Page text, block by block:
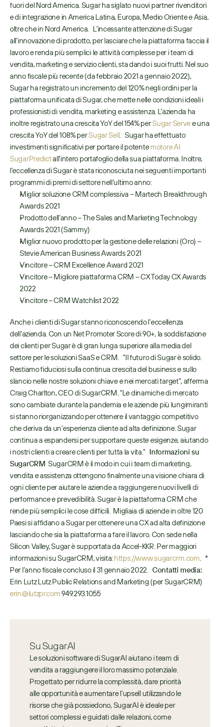
fuori del Nord America. Sugar ha siglato nuovi partner rivenditori
e di integrazione in America Latina, Europa, Medio Oriente e Asia,
oltre che in Nord America.   L’incessante attenzione di Sugar
all’innovazione di prodotto, per lasciare che la piattaforma faccia il
lavoro e renda più semplici le attività complesse per i team di
vendita, marketing e servizio clienti, sta dando i suoi frutti. Nel suo
anno fiscale più recente (da febbraio 2021 a gennaio 2022),
Sugar ha registrato un incremento del 120% negli ordini per la
piattaforma unificata di Sugar, che mette nelle condizioni ideali i
professionisti di vendita, marketing e assistenza. L’azienda ha
inoltre registrato una crescita YoY del 154% per Sugar Serve e una
crescita YoY del 108% per Sugar Sell.   Sugar ha effettuato
investimenti significativi per portare il potente motore AI
SugarPredict all’intero portafoglio della sua piattaforma. Inoltre,
l’eccellenza di Sugar è stata riconosciuta nei seguenti importanti
programmi di premi di settore nell’ultimo anno:
Miglior soluzione CRM complessiva – Martech Breakthrough
Awards 2021
Prodotto dell’anno – The Sales and Marketing Technology
Awards 2021 (Sammy)
Miglior nuovo prodotto per la gestione delle relazioni (Oro) –
Stevie American Business Awards 2021
Vincitore – CRM Excellence Award 2021
Vincitore – Migliore piattaforma CRM – CX Today CX Awards
2022
Vincitore – CRM Watchlist 2022
Anche i clienti di Sugar stanno riconoscendo l’eccellenza
dell’azienda. Con un Net Promoter Score di 90+, la soddisfazione
dei clienti per Sugar è di gran lunga superiore alla media del
settore per le soluzioni SaaS e CRM.   “Il futuro di Sugar è solido.
Restiamo fiduciosi sulla continua crescita del business e sullo
slancio nelle nostre soluzioni chiave e nei mercati target”, afferma
Craig Charlton, CEO di SugarCRM. “Le dinamiche di mercato
sono cambiate durante la pandemia e le aziende più lungimiranti
si stanno riorganizzando per ottenere il vantaggio competitivo
che deriva da un’esperienza cliente ad alta definizione. Sugar
continua a espandersi per supportare queste esigenze, aiutando
i nostri clienti a creare clienti per tutta la vita.” Informazioni su
SugarCRM SugarCRM è il modo in cui i team di marketing,
vendita e assistenza ottengono finalmente una visione chiara di
ogni cliente per aiutare le aziende a raggiungere nuovi livelli di
performance e prevedibilità. Sugar è la piattaforma CRM che
rende più semplici le cose difficili.  Migliaia di aziende in oltre 120
Paesi si affidano a Sugar per ottenere una CX ad alta definizione
lasciando che sia la piattaforma a fare il lavoro. Con sede nella
Silicon Valley, Sugar è supportata da Accel-KKR. Per maggiori
informazioni su SugarCRM, visita: https://www.sugarcrm.com.   *
Per l’anno fiscale concluso il 31 gennaio 2022. Contatti media:
erin@lutzpr.com 949.293.1055
Su SugarAI
Le soluzioni software di SugarAI aiutano i team di
vendita a raggiungere il loro massimo potenziale.
Progettato per ridurre la complessità, dare priorità
alle opportunità e aumentare l’upsell utilizzando le
risorse che già possiedono, SugarAI è ideale per
settori complessi e guidati dalle relazioni, come